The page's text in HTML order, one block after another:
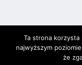
Ta strona korzysta
najwyższym
że